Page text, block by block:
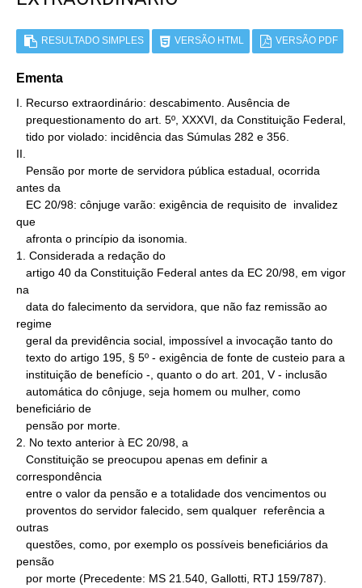
RESULTADO SIMPLES VERSÃO HTML VERSÃO PDF
Ementa
I. Recurso extraordinário: descabimento. Ausência de
II.
antes da
que
1. Considerada a redação do
na
regime
beneficiário de
2. No texto anterior à EC 20/98, a
correspondência
outras
pensão